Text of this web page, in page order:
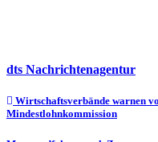
dts Nachrichtenagentur
Wirtschaftsverbände warnen
Mindestlohnkommission